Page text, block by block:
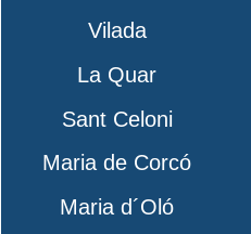
Vilada
La Quar
Sant Celoni
Maria de Corcó
Maria d´Oló